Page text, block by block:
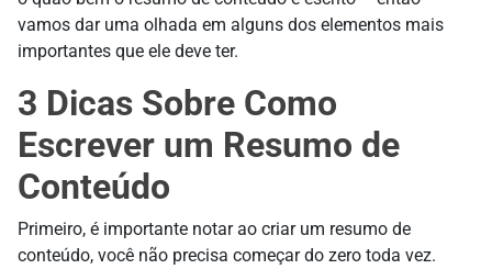
vamos dar uma olhada em alguns dos elementos mais
importantes que ele deve ter.
3 Dicas Sobre Como
Escrever um Resumo de
Conteúdo
Primeiro, é importante notar ao criar um resumo de
conteúdo, você não precisa começar do zero toda vez.